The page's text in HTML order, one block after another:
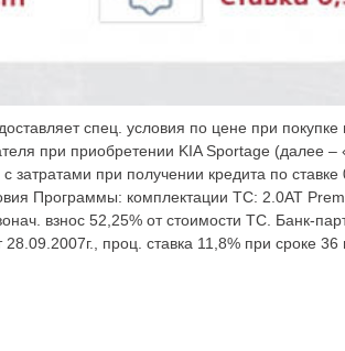
спец. условия по цене при покупке
при приобретении KIA Sportage (далее –
при получении кредита по ставке
Программы: комплектации ТС: 2.0AT
взнос 52,25% от стоимости ТС. Банк-
проц. ставка 11,8% при сроке